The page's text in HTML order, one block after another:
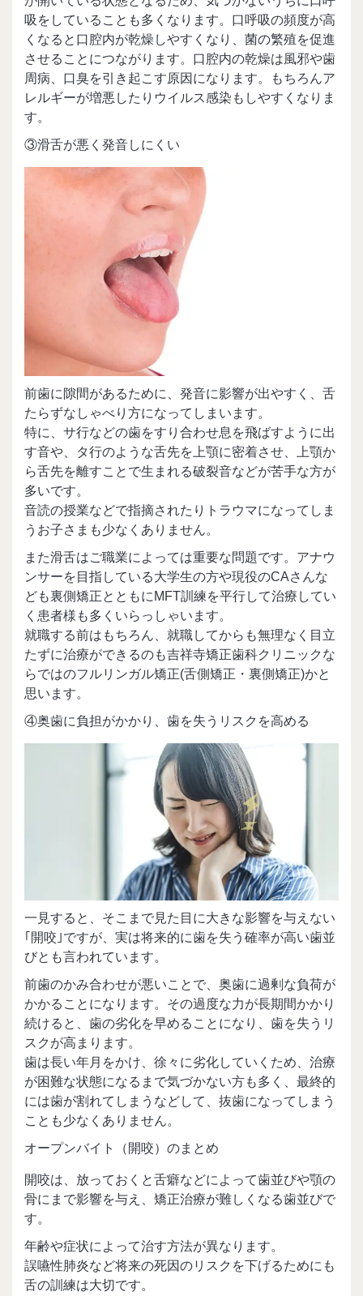
吸をしていることも多くなります。口呼吸の頻度が高
くなると口腔内が乾燥しやすくなり、菌の繁殖を促進
させることにつながります。口腔内の乾燥は風邪や歯
周病、口臭を引き起こす原因になります。もちろんア
レルギーが増悪したりウイルス感染もしやすくなりま
す。
③滑舌が悪く発音しにくい
前歯に隙間があるために、発音に影響が出やすく、舌
たらずなしゃべり方になってしまいます。
特に、サ行などの歯をすり合わせ息を飛ばすように出
す音や、タ行のような舌先を上顎に密着させ、上顎か
ら舌先を離すことで生まれる破裂音などが苦手な方が
多いです。
音読の授業などで指摘されたりトラウマになってしま
うお子さまも少なくありません。
また滑舌はご職業によっては重要な問題です。アナウ
ンサーを目指している大学生の方や現役のCAさんな
ども裏側矯正とともにMFT訓練を平行して治療してい
く患者様も多くいらっしゃいます。
就職する前はもちろん、就職してからも無理なく目立
たずに治療ができるのも吉祥寺矯正歯科クリニックな
らではのフルリンガル矯正(舌側矯正・裏側矯正)かと
思います。
④奥歯に負担がかかり、歯を失うリスクを高める
一見すると、そこまで見た目に大きな影響を与えない
｢開咬｣ですが、実は将来的に歯を失う確率が高い歯並
びとも言われています。
前歯のかみ合わせが悪いことで、奥歯に過剰な負荷が
かかることになります。その過度な力が長期間かかり
続けると、歯の劣化を早めることになり、歯を失うリ
スクが高まります。
歯は長い年月をかけ、徐々に劣化していくため、治療
が困難な状態になるまで気づかない方も多く、最終的
には歯が割れてしまうなどして、抜歯になってしまう
ことも少なくありません。
オープンバイト（開咬）のまとめ
開咬は、放っておくと舌癖などによって歯並びや顎の
骨にまで影響を与え、矯正治療が難しくなる歯並びで
す。
年齢や症状によって治す方法が異なります。
誤嚥性肺炎など将来の死因のリスクを下げるためにも
舌の訓練は大切です。